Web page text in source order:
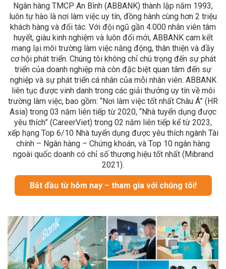
Ngân hàng TMCP An Bình (ABBANK) thành lập năm 1993,
luôn tự hào là nơi làm việc uy tín, đồng hành cùng hơn 2 triệu
khách hàng và đối tác. Với đội ngũ gần 4.000 nhân viên tâm
huyết, giàu kinh nghiệm và luôn đổi mới, ABBANK cam kết
mang lại môi trường làm việc năng động, thân thiện và đầy
cơ hội phát triển. Chúng tôi không chỉ chú trọng đến sự phát
triển của doanh nghiệp mà còn đặc biệt quan tâm đến sự
nghiệp và sự phát triển cá nhân của mỗi nhân viên. ABBANK
liên tục được vinh danh trong các giải thưởng uy tín về môi
trường làm việc, bao gồm: “Nơi làm việc tốt nhất Châu Á” (HR
Asia) trong 03 năm liên tiếp từ 2020, “Nhà tuyển dụng được
yêu thích” (CareerViet) trong 02 năm liên tiếp kể từ 2023,
xếp hạng Top 6/10 Nhà tuyển dụng được yêu thích ngành Tài
chính – Ngân hàng – Chứng khoán, và Top 10 ngân hàng
ngoài quốc doanh có chỉ số thương hiệu tốt nhất (Mibrand
2021).
Bắt đầu từ hôm nay – tham gia với chúng tôi!